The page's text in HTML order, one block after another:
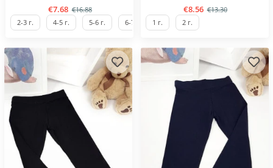
€7.68 €16.88
2-3 г. 4-5 г. 5-6 г. 6-7 г.
€8.56 €13.30
1 г. 2 г.